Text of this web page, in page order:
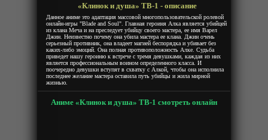
«Клинок и душа» ТВ-1 - описание
Данное аниме это адаптация массовой многопользовательской ролевой
онлайн-игры "Blade and Soul". Главная героиня Алка является убийцей
из клана Меча и на преследует убийцу своего мастера, ее имя Варел
Джин. Неизвестно почему она убила мастера ее клана. Джин очень
серьезный противник, она владеет магией беспорядка и убивает без
каких-либо эмоций. Она полная противоположность Алке. Судьба
приведет нашу героиню к встрече с тремя девушками, каждая из них
является профессиональным воином определенного класса. И
поочередно девушки вступят в схватку с Алкой, чтобы она исполнила
последнее желание мастера оставила путь убийцы и жила мирной
жизнью.
Аниме «Клинок и душа» ТВ-1 смотреть онлайн